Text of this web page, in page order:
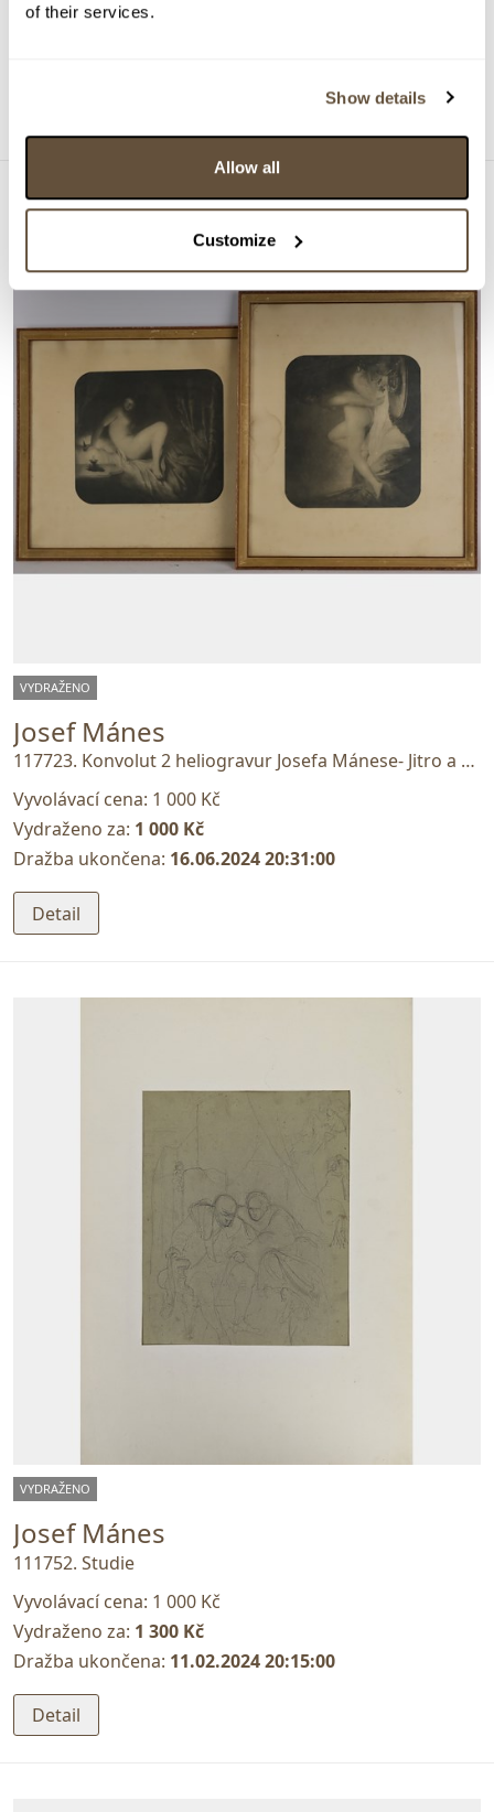
of their services.
Show details
Allow all
Customize
VYDRAŽENO
Josef Mánes
117723. Konvolut 2 heliogravur Josefa Mánese- Jitro a Večer
Vyvolávací cena: 1 000 Kč
Vydraženo za: 1 000 Kč
Dražba ukončena: 16.06.2024 20:31:00
Detail
VYDRAŽENO
Josef Mánes
111752. Studie
Vyvolávací cena: 1 000 Kč
Vydraženo za: 1 300 Kč
Dražba ukončena: 11.02.2024 20:15:00
Detail